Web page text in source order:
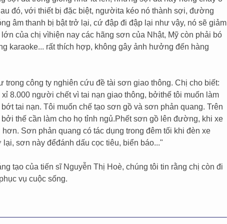
đó, với thiết bị đặc biệt, ngườita kéo nó thành sợi, đường
âm thanh bị bật trở lại, cứ đập đi đập lại như vậy, nó sẽ giảm
của chị vìhiện nay các hãng sơn của Nhật, Mỹ còn phải bó
karaoke... rất thích hợp, không gây ảnh hưởng đến hàng
công ty nghiên cứu đề tài sơn giao thông. Chị cho biết:
8.000 người chết vì tai nạn giao thông, bởithế tôi muốn làm
tai nạn. Tôi muốn chế tạo sơn gồ và sơn phản quang. Trên
thế cần làm cho họ tỉnh ngủ.Phết sơn gồ lên đường, khi xe
Sơn phản quang có tác dụng trong đêm tối khi đèn xe
sơn này đểđánh dấu cọc tiêu, biển báo..."
tạo của tiến sĩ Nguyễn Thị Hoè, chúng tôi tin rằng chị còn đi
vụ cuộc sống.